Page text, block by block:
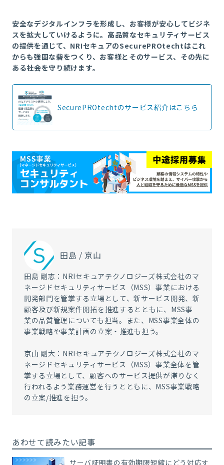
安全なデジタルインフラを形成し、お客様が安心してビジネ
スを拡大していけるように。高品質なセキュリティサービス
の提供を通じて、NRIセキュアのSecurePROtechtはこれ
からも強固な砦をつくり、お客様とそのサービス、その先に
ある社会を守り続けます。
SecurePROtechtのサービス紹介はこちら
田島 / 京山
田島 剛志：NRIセキュアテクノロジーズ株式会社のマ
ネージドセキュリティサービス（MSS）事業における
開発部門を管掌する立場として、新サービス開発、新
顧客及び新規案件開拓を推進するとともに、MSS事
業の品質管理についても担当。また、MSS事業全体の
事業戦略や事業計画の立案・推進も担う。
京山 剛大：NRIセキュアテクノロジーズ株式会社のマ
ネージドセキュリティサービス（MSS）事業全体を管
掌する立場として、顧客へのサービス提供が滞りなく
行われるよう業務運営を行うとともに、MSS事業戦略
の立案/推進を担う。
あわせて読みたい記事
サーバ証明書の有効期限短縮にどう対応す